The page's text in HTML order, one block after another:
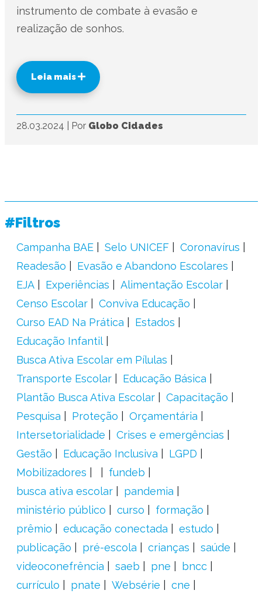
instrumento de combate à evasão e
realização de sonhos.
Leia mais
28.03.2024 Por Globo Cidades
#Filtros
Campanha BAE Selo UNICEF
Coronavírus
Readesão
Evasão e Abandono Escolares
EJA
Experiências
Alimentação Escolar
Censo Escolar
Conviva Educação
Curso EAD Na Prática
Estados
Educação Infantil
Busca Ativa Escolar em Pílulas
Transporte Escolar
Educação Básica
Plantão Busca Ativa Escolar
Capacitação
Pesquisa
Proteção
Orçamentária
Intersetorialidade
Crises e emergências
Gestão
Educação Inclusiva
LGPD
Mobilizadores
fundeb
busca ativa escolar
pandemia
ministério público
curso
formação
prêmio
educação conectada
estudo
publicação
pré-escola crianças
saúde
videoconefrência
saeb pne
bncc
currículo
pnate Websérie
cne